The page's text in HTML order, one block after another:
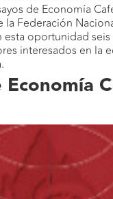
de Economía
la Federación
oportunidad
interesados en la
Economía